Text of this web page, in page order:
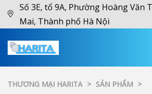
Số 3E, tổ 9A, Phường Hoàng Văn
Mai, Thành phố Hà Nội
THƯƠNG MẠI HARITA > SẢN PHẨM >